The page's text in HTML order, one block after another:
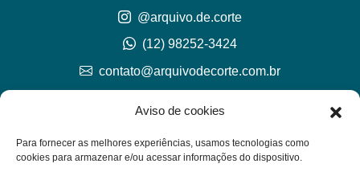
Aviso de cookies
Para fornecer as melhores experiências, usamos tecnologias como
cookies para armazenar e/ou acessar informações do dispositivo.
@arquivo.de.corte
(12) 98252-3424
contato@arquivodecorte.com.br